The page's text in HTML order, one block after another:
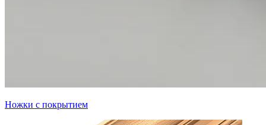
Ножки с покрытием